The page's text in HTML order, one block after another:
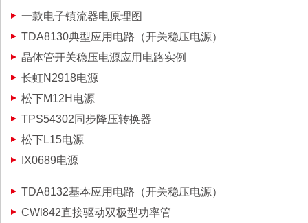
一款电子镇流器电原理图
TDA8130典型应用电路（开关稳压电源）
晶体管开关稳压电源应用电路实例
长虹N2918电源
松下M12H电源
TPS54302同步降压转换器
松下L15电源
IX0689电源
TDA8132基本应用电路（开关稳压电源）
CWl842直接驱动双极型功率管